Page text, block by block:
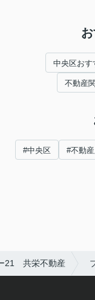
中央区おす
不動産
#中央区 #不動
21 共栄不動産